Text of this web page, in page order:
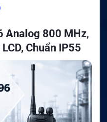
Analog 800 MHz,
Chuẩn IP55